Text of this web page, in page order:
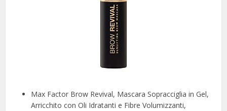
Max Factor Brow Revival, Mascara Sopracciglia in Gel,
Arricchito con Oli Idratanti e Fibre Volumizzanti,